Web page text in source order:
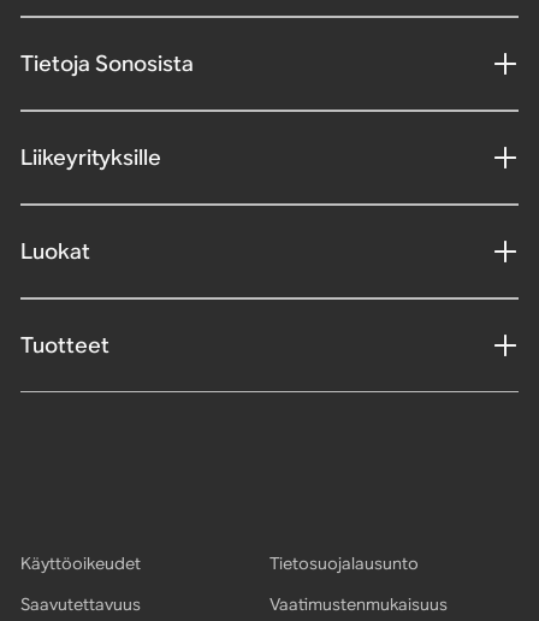
Tietoja Sonosista
Liikeyrityksille
Luokat
Tuotteet
Käyttöoikeudet
Tietosuojalausunto
Saavutettavuus
Vaatimustenmukaisuus